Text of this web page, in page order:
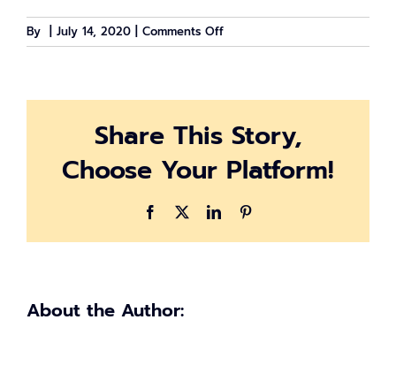
By July 14, 2020 Comments Offon
เปิด
ได้
รับ
การ
สามารถ
ไทย
Share This Story,
Choose Your Platform!
Facebook LinkedIn
About the Author: